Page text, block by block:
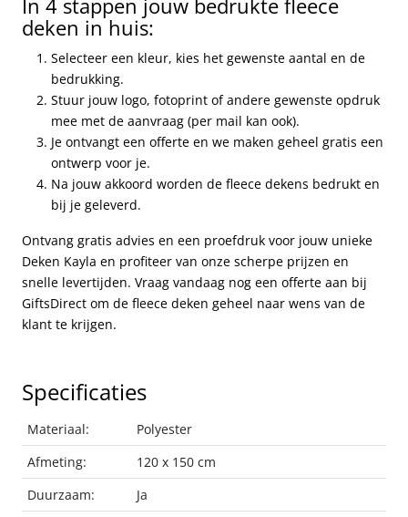
In 4 stappen jouw bedrukte fleece
deken in huis:
Selecteer een kleur, kies het gewenste aantal en de
bedrukking.
Stuur jouw logo, fotoprint of andere gewenste opdruk
mee met de aanvraag (per mail kan ook).
Je ontvangt een offerte en we maken geheel gratis een
ontwerp voor je.
Na jouw akkoord worden de fleece dekens bedrukt en
bij je geleverd.
Ontvang gratis advies en een proefdruk voor jouw unieke
Deken Kayla en profiteer van onze scherpe prijzen en
snelle levertijden. Vraag vandaag nog een offerte aan bij
GiftsDirect om de fleece deken geheel naar wens van de
klant te krijgen.
Specificaties
Materiaal:
Polyester
Afmeting:
120 x 150 cm
Duurzaam:
Ja